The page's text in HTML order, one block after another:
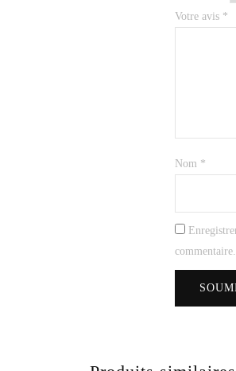
Votre avis *
Nom *
commentaire.